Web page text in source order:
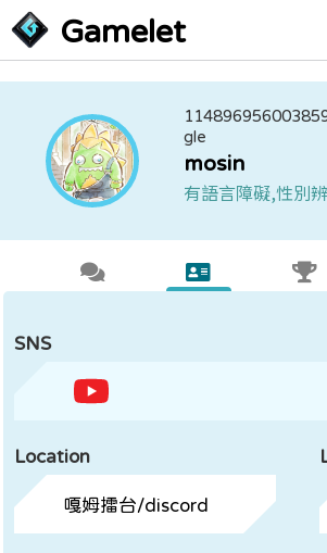
Gamelet
gle
mosin
有語言障礙,性別
SNS
Location
嘎姆擂台/discord